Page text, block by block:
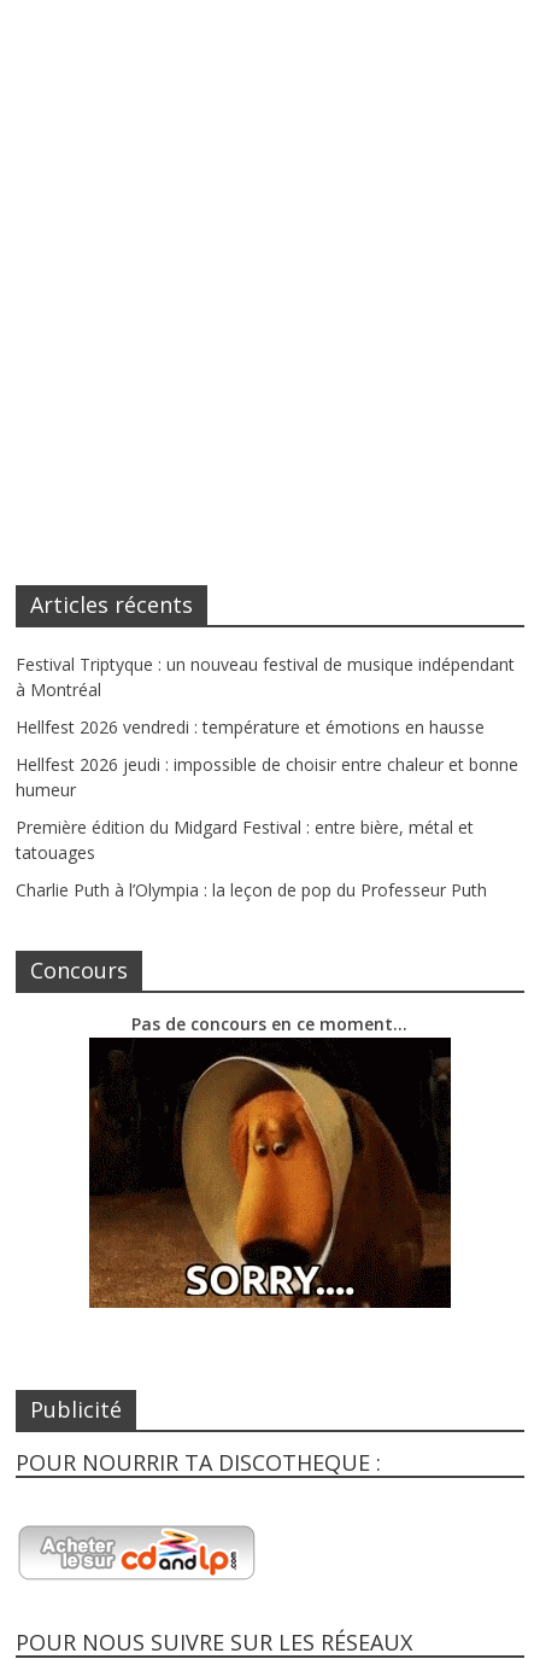
Articles récents
Festival Triptyque : un nouveau festival de musique indépendant
à Montréal
Hellfest 2026 vendredi : température et émotions en hausse
Hellfest 2026 jeudi : impossible de choisir entre chaleur et bonne
humeur
Première édition du Midgard Festival : entre bière, métal et
tatouages
Charlie Puth à l’Olympia : la leçon de pop du Professeur Puth
Concours
Pas de concours en ce moment…
Publicité
POUR NOURRIR TA DISCOTHEQUE :
POUR NOUS SUIVRE SUR LES RÉSEAUX